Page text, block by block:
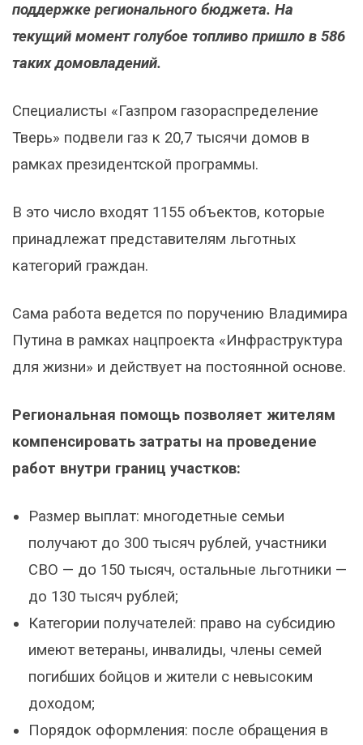
поддержке регионального бюджета. На
текущий момент голубое топливо пришло в 586
таких домовладений.
Специалисты «Газпром газораспределение
Тверь» подвели газ к 20,7 тысячи домов в
рамках президентской программы.
В это число входят 1155 объектов, которые
принадлежат представителям льготных
категорий граждан.
Сама работа ведется по поручению Владимира
Путина в рамках нацпроекта «Инфраструктура
для жизни» и действует на постоянной основе.
Региональная помощь позволяет жителям
компенсировать затраты на проведение
работ внутри границ участков:
Размер выплат: многодетные семьи
получают до 300 тысяч рублей, участники
СВО — до 150 тысяч, остальные льготники —
до 130 тысяч рублей;
Категории получателей: право на субсидию
имеют ветераны, инвалиды, члены семей
погибших бойцов и жители с невысоким
доходом;
Порядок оформления: после обращения в